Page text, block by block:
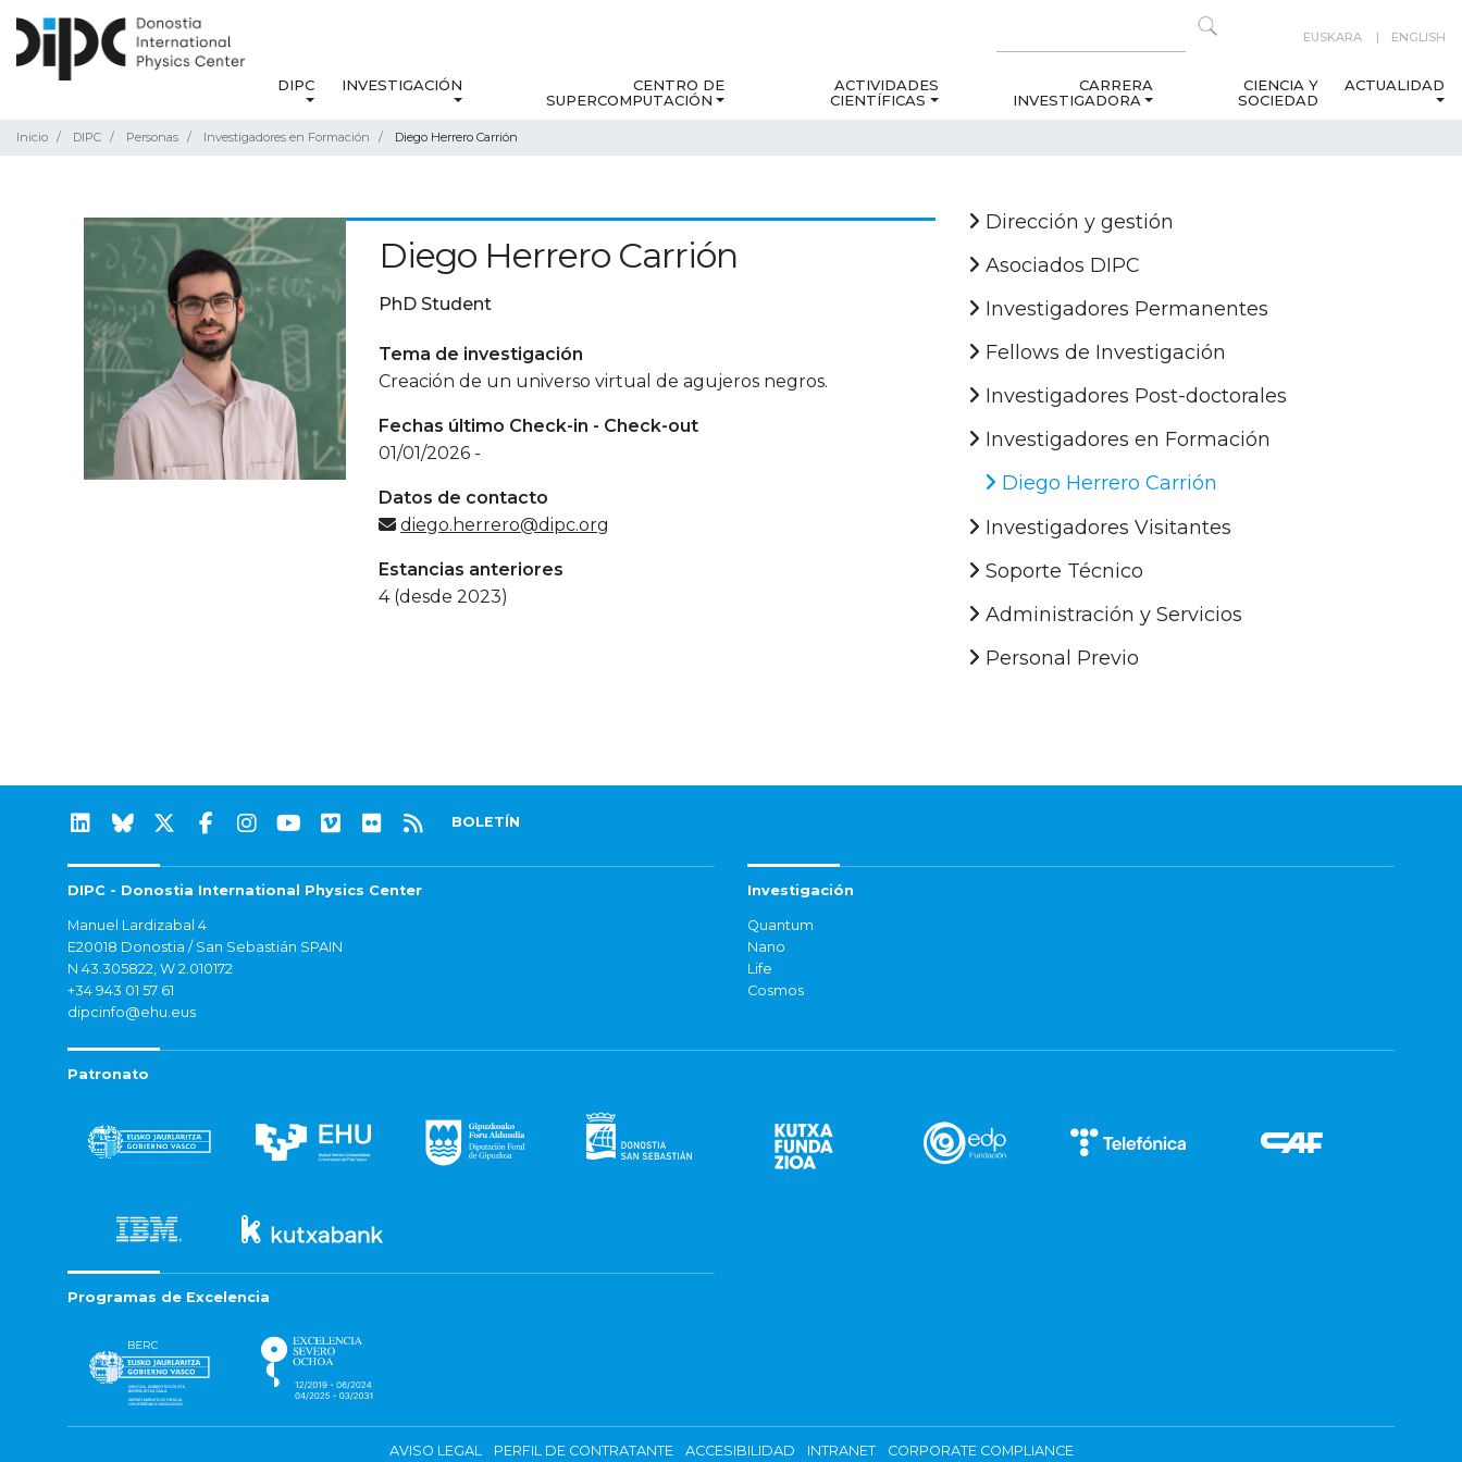
EUSKARA ENGLISH
DIPC INVESTIGACIÓN
CENTRO DE
SUPERCOMPUTACIÓN
ACTIVIDADES
CIENTÍFICAS
CARRERA
INVESTIGADORA
CIENCIA Y
SOCIEDAD
ACTUALIDAD
Inicio DIPC Personas Investigadores en Formación Diego Herrero Carrión
Diego Herrero Carrión
PhD Student
Tema de investigación
Creación de un universo virtual de agujeros negros.
Fechas último Check-in - Check-out
01/01/2026 -
Datos de contacto
diego.herrero@dipc.org
Estancias anteriores
4 (desde 2023)
Dirección y gestión
Asociados DIPC
Investigadores Permanentes
Fellows de Investigación
Investigadores Post-doctorales
Investigadores en Formación
Diego Herrero Carrión
Investigadores Visitantes
Soporte Técnico
Administración y Servicios
Personal Previo
BOLETÍN
DIPC - Donostia International Physics Center
Manuel Lardizabal 4
E20018 Donostia / San Sebastián SPAIN
N 43.305822, W 2.010172
+34 943 01 57 61
dipcinfo@ehu.eus
Investigación
Quantum
Nano
Life
Cosmos
Patronato
Programas de Excelencia
AVISO LEGAL PERFIL DE CONTRATANTE ACCESIBILIDAD INTRANET CORPORATE COMPLIANCE